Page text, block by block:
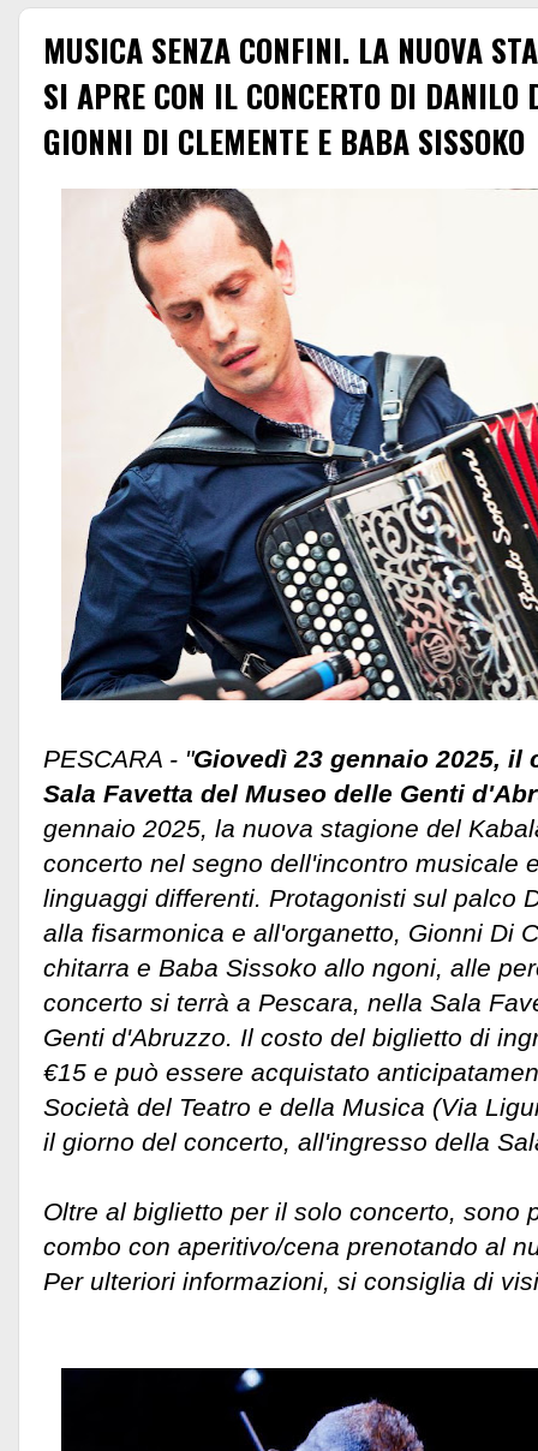
MUSICA SENZA CONFINI. LA NUOVA
SI APRE CON IL CONCERTO DI DANILO
GIONNI DI CLEMENTE E BABA SISSOKO
PESCARA - "Giovedì 23 gennaio 2025, il
Sala Favetta del Museo delle Genti
gennaio 2025, la nuova stagione del
concerto nel segno dell'incontro musicale
linguaggi differenti. Protagonisti sul palco
alla fisarmonica e all'organetto, Gionni Di
chitarra e Baba Sissoko allo ngoni, alle
concerto si terrà a Pescara, nella Sala
Genti d'Abruzzo. Il costo del biglietto di
€15 e può essere acquistato
Società del Teatro e della Musica (Via
il giorno del concerto, all'ingresso della
Oltre al biglietto per il solo concerto, sono
combo con aperitivo/cena prenotando al
Per ulteriori informazioni, si consiglia di